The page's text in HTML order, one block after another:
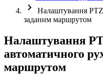
chevron_right
Налаштування
заданим маршрутом
Налаштування
автоматичного
маршрутом